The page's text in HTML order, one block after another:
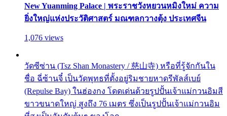
New Yuanming Palace | พระราชวังหยวนหมิงใหม่ ความ
ยิ่งใหญ่แห่งประวัติศาสตร์ มณฑลกวางตุ้ง ประเทศจีน
1,076 views
วัดซีซ่าน (Tsz Shan Monastery / 慈山寺) หรือที่รู้จักกันใน
ชื่อ ฉี่ซ้านจี๋ เป็นวัดพุทธที่ตั้งอยู่ริมชายหาดรีพัลส์เบย์
(Repulse Bay) ในฮ่องกง โดดเด่นด้วยรูปปั้นเจ้าแม่กวนอิมสี
ขาวขนาดใหญ่ สูงถึง 76 เมตร ซึ่งเป็นรูปปั้นเจ้าแม่กวนอิม